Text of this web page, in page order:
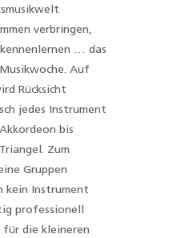
verbringen,
… das
Auf
Rücksicht
jedes Instrument
bis
Zum
Gruppen
kein Instrument
professionell
die kleineren